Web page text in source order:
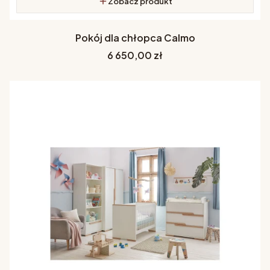
Pokój dla chłopca Calmo
Cena
6 650,00 zł